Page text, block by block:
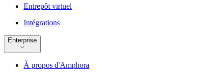
Entrepôt virtuel
Intégrations
Enterprise
À propos d'Amphora